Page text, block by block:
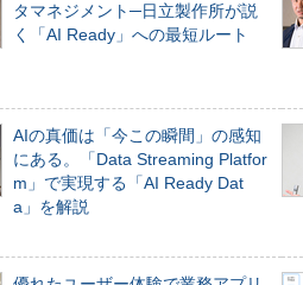
タマネジメント─日立製作所が説
く「AI Ready」への最短ルート
AIの真価は「今この瞬間」の感知
にある。「Data Streaming Platfor
m」で実現する「AI Ready Dat
a」を解説